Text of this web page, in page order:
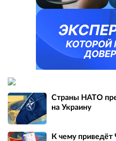
Страны НАТО
на Украину
К чему приведёт